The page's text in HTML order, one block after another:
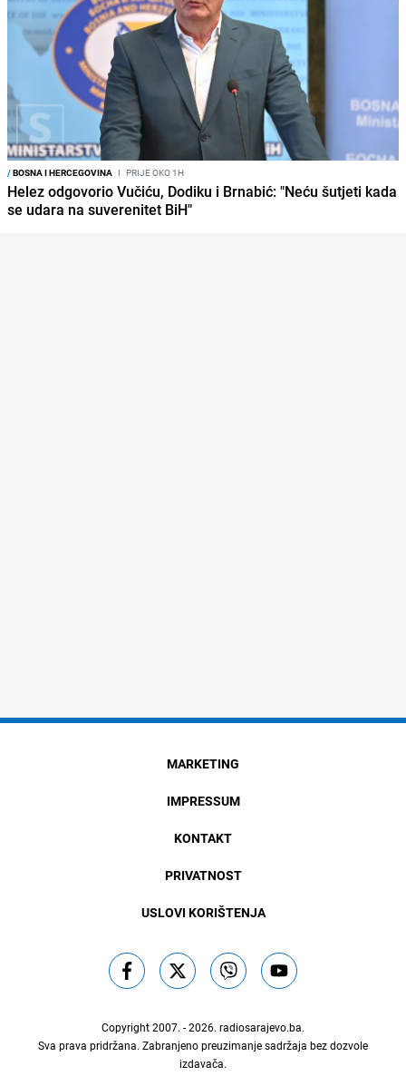
/BOSNA I HERCEGOVINA I PRIJE OKO 1H
Helez odgovorio Vučiću, Dodiku i Brnabić: "Neću šutjeti kada
se udara na suverenitet BiH"
MARKETING
IMPRESSUM
KONTAKT
PRIVATNOST
USLOVI KORIŠTENJA
Copyright 2007. - 2026. radiosarajevo.ba.
Sva prava pridržana. Zabranjeno preuzimanje sadržaja bez dozvole
izdavača.